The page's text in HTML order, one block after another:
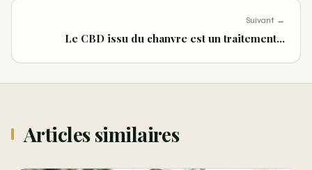
Suivant →
Le CBD issu du chanvre est un traitement…
Articles similaires